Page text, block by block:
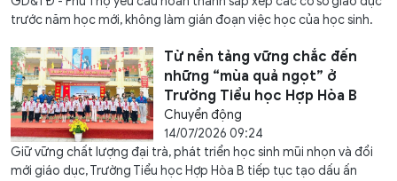
trước năm học mới, không làm gián đoạn việc học của học sinh.
Từ nền tảng vững chắc đến
những “mùa quả ngọt” ở
Trường Tiểu học Hợp Hòa B
Chuyển động
14/07/2026 09:24
Giữ vững chất lượng đại trà, phát triển học sinh mũi nhọn và đổi
mới giáo dục, Trường Tiểu học Hợp Hòa B tiếp tục tạo dấu ấn